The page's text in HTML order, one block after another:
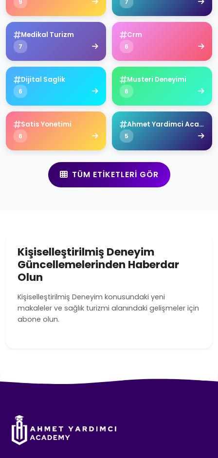
Medikal Turizm
7
Crm
6
Dijital Saglik
6
Musteri Deneyimi
6
Satis Yonetimi
6
Ahmet Yardimci Academy
5
TÜM ETIKETLERI GÖR
Kişiselleştirilmiş Deneyim
Güncellemelerinden Haberdar
Olun
Kişiselleştirilmiş Deneyim konusundaki yeni
makaleler ve sağlık turizmi alanındaki gelişmeler için
abone olun.